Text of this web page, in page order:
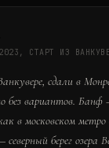
СТАРТ ИЗ
сдали в
без вариантов. Банф
в московском метро
берег озера